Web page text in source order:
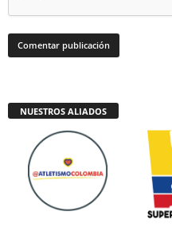
NUESTROS ALIADOS